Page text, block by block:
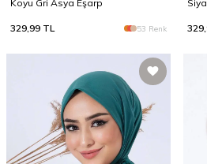
Koyu Gri Asya Eşarp
329,99 TL 53 Renk